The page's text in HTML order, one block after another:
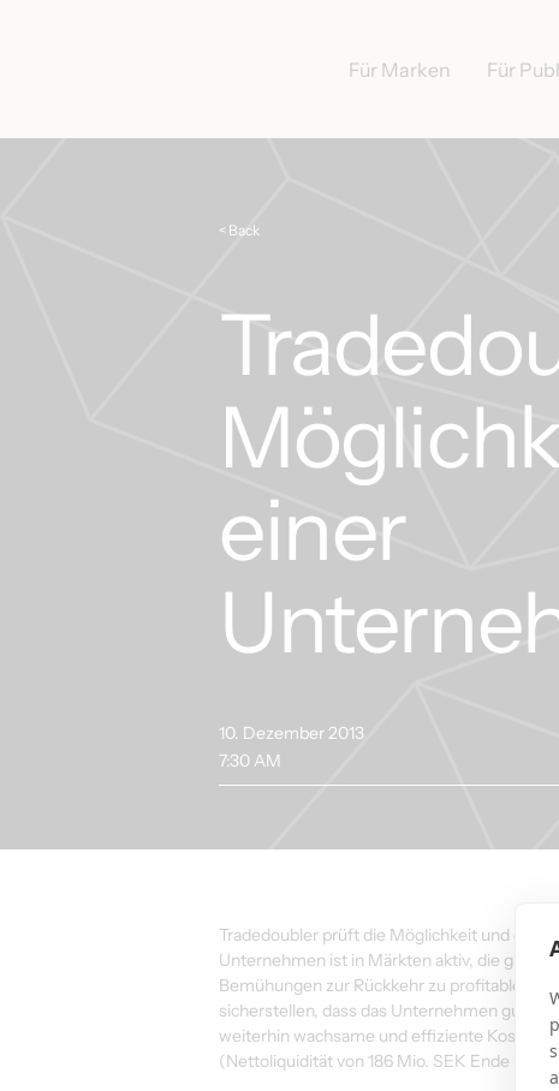
Für Marken Für
< Back
einer
10. Dezember 2013
7:30 AM
Tradedoubler prüft die Möglichkeit und die
Unternehmen ist in Märkten aktiv, die gute
Bemühungen zur Rückkehr zu profitablem
sicherstellen, dass das Unternehmen gut
weiterhin wachsame und effiziente
(Nettoliquidität von 186 Mio. SEK Ende